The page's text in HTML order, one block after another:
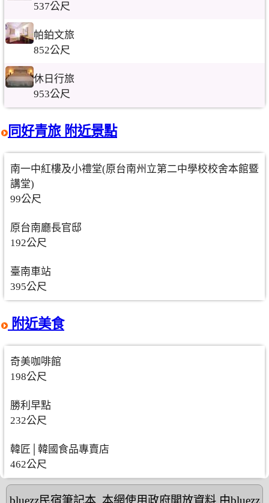
537公尺
帕鉑文旅
852公尺
休日行旅
953公尺
同好青旅 附近景點
南一中紅樓及小禮堂(原台南州立第二中學校校舍本館暨
講堂)
99公尺
原台南廳長官邸
192公尺
臺南車站
395公尺
附近美食
奇美咖啡館
198公尺
勝利早點
232公尺
韓匠│韓國食品專賣店
462公尺
bluezz民宿筆記本,本網使用政府開放資料,由bluezz